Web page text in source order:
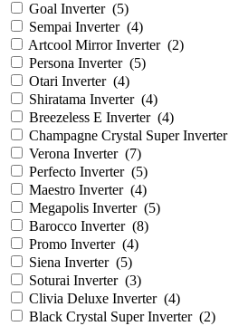
Goal Inverter (5)
Sempai Inverter (4)
Artcool Mirror Inverter (2)
Persona Inverter (5)
Otari Inverter (4)
Shiratama Inverter (4)
Breezeless E Inverter (4)
Champagne Crystal Super Inverter
Verona Inverter (7)
Perfecto Inverter (5)
Maestro Inverter (4)
Megapolis Inverter (5)
Barocco Inverter (8)
Promo Inverter (4)
Siena Inverter (5)
Soturai Inverter (3)
Clivia Deluxe Inverter (4)
Black Crystal Super Inverter (2)